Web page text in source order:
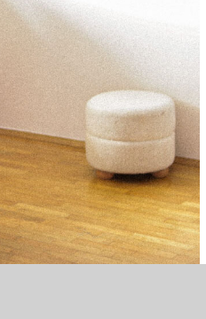
do ok. 48 cm (gumka)
i na co dzień nosi rozmiar XS/S.